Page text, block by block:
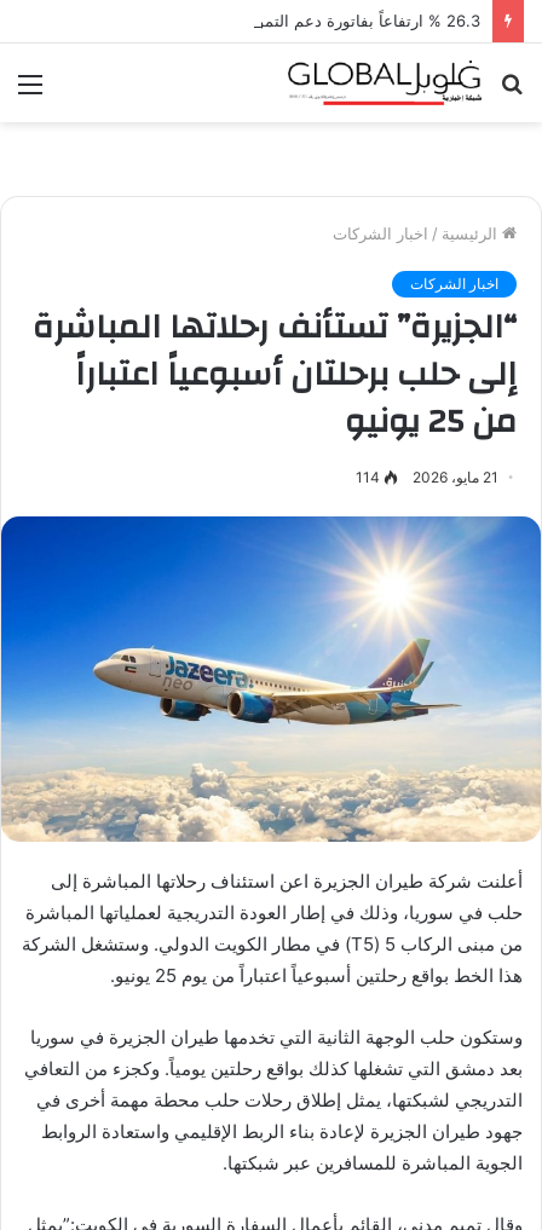
26.3 % ارتفاعاً بفاتورة دعم التموين خلال يونيو الماضي
بحث
الرئيسية / اخبار الشركات
اخبار الشركات
“الجزيرة” تستأنف رحلاتها المباشرة
إلى حلب برحلتان أسبوعياً اعتباراً
من 25 يونيو
21 مايو، 2026 114
أعلنت شركة طيران الجزيرة اعن استئناف رحلاتها المباشرة إلى
حلب في سوريا، وذلك في إطار العودة التدريجية لعملياتها المباشرة
من مبنى الركاب 5 (T5) في مطار الكويت الدولي. وستشغل الشركة
هذا الخط بواقع رحلتين أسبوعياً اعتباراً من يوم 25 يونيو.
وستكون حلب الوجهة الثانية التي تخدمها طيران الجزيرة في سوريا
بعد دمشق التي تشغلها كذلك بواقع رحلتين يومياً. وكجزء من التعافي
التدريجي لشبكتها، يمثل إطلاق رحلات حلب محطة مهمة أخرى في
جهود طيران الجزيرة لإعادة بناء الربط الإقليمي واستعادة الروابط
الجوية المباشرة للمسافرين عبر شبكتها.
وقال تميم مدني، القائم بأعمال السفارة السورية في الكويت:”يمثل